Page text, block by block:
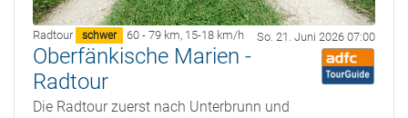
Radtour schwer 60 - 79 km, 15-18 km/h So. 21. Juni 2026 07:00
Oberfänkische Marien -
Radtour
Die Radtour zuerst nach Unterbrunn und